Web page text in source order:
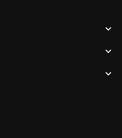


